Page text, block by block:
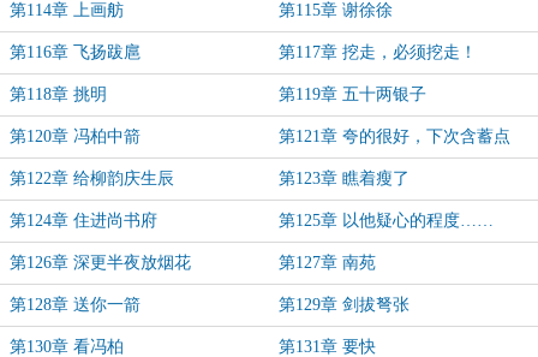
第114章 上画舫 第115章 谢徐徐
第116章 飞扬跋扈 第117章 挖走，必须挖走！
第118章 挑明 第119章 五十两银子
第120章 冯柏中箭 第121章 夸的很好，下次含蓄点
第122章 给柳韵庆生辰 第123章 瞧着瘦了
第124章 住进尚书府 第125章 以他疑心的程度……
第126章 深更半夜放烟花 第127章 南苑
第128章 送你一箭 第129章 剑拔弩张
第130章 看冯柏 第131章 要快